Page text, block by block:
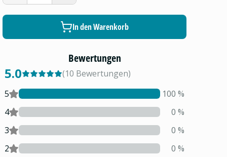
In den Warenkorb
Bewertungen
5.0 (10 Bewertungen)
5
100 %
4
0 %
3
0 %
2
0 %